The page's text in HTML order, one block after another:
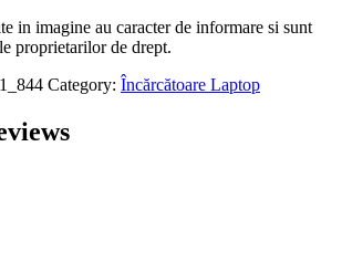
in imagine au caracter de informare si sunt
proprietarilor de drept.
Category: Încărcătoare Laptop